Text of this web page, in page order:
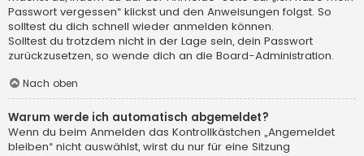
Passwort vergessen“ klickst und den Anweisungen folgst. So
solltest du dich schnell wieder anmelden können.
Solltest du trotzdem nicht in der Lage sein, dein Passwort
zurückzusetzen, so wende dich an die Board-Administration.
Nach oben
Warum werde ich automatisch abgemeldet?
Wenn du beim Anmelden das Kontrollkästchen „Angemeldet
bleiben“ nicht auswählst, wirst du nur für eine Sitzung